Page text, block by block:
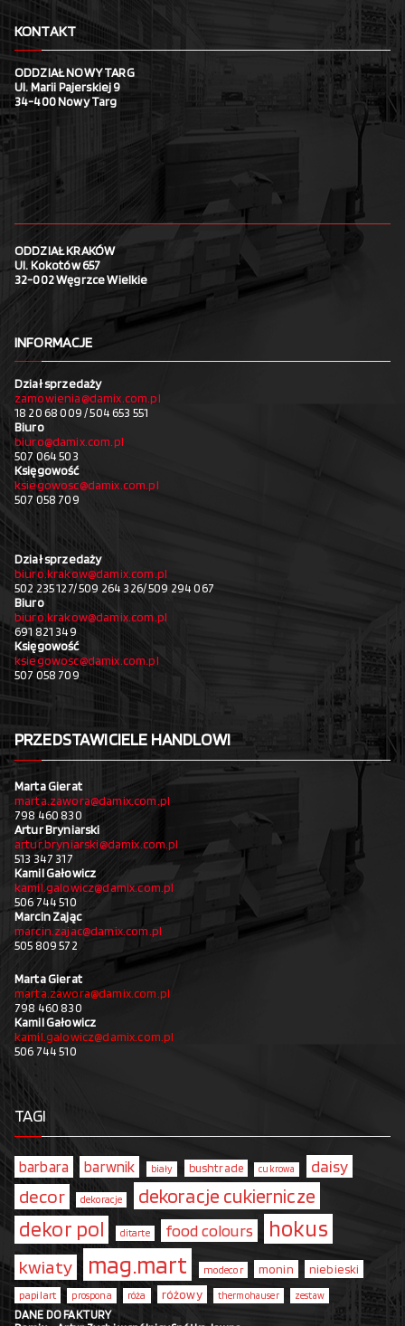
KONTAKT
ODDZIAŁ NOWY TARG
Ul. Marii Pajerskiej 9
34-400 Nowy Targ
ODDZIAŁ KRAKÓW
Ul. Kokotów 657
32-002 Węgrzce Wielkie
INFORMACJE
Dział sprzedaży
zamowienia@damix.com.pl
18 20 68 009 / 504 653 551
Biuro
biuro@damix.com.pl
507 064 503
Księgowość
ksiegowosc@damix.com.pl
507 058 709
Dział sprzedaży
biuro.krakow@damix.com.pl
502 235 127/ 509 264 326/ 509 294 067
Biuro
biuro.krakow@damix.com.pl
691 821 349
Księgowość
ksiegowosc@damix.com.pl
507 058 709
PRZEDSTAWICIELE HANDLOWI
Marta Gierat
marta.zawora@damix.com.pl
798 460 830
Artur Bryniarski
artur.bryniarski@damix.com.pl
513 347 317
Kamil Gałowicz
kamil.galowicz@damix.com.pl
506 744 510
Marcin Zając
marcin.zajac@damix.com.pl
505 809 572
Marta Gierat
marta.zawora@damix.com.pl
798 460 830
Kamil Gałowicz
kamil.galowicz@damix.com.pl
506 744 510
TAGI
barbara barwnik biały bushtrade cukrowa daisy
decor dekoracje dekoracje cukiernicze
dekor pol ditarte food colours hokus
kwiaty mag.mart modecor monin niebieski
papilart prospona róża różowy thermohauser zestaw
DANE DO FAKTURY